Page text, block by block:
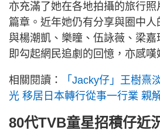
亦充滿了她在各地拍攝的旅行
篇章。近年她仍有分享與圈中
與楊潮凱、樂瞳、伍詠薇、梁
即勾起網民追劇的回憶，亦感嘆
相關閱讀：
「Jacky仔」王樹熹
光 移居日本轉行從事一行業 親
80代TVB童星招積仔近